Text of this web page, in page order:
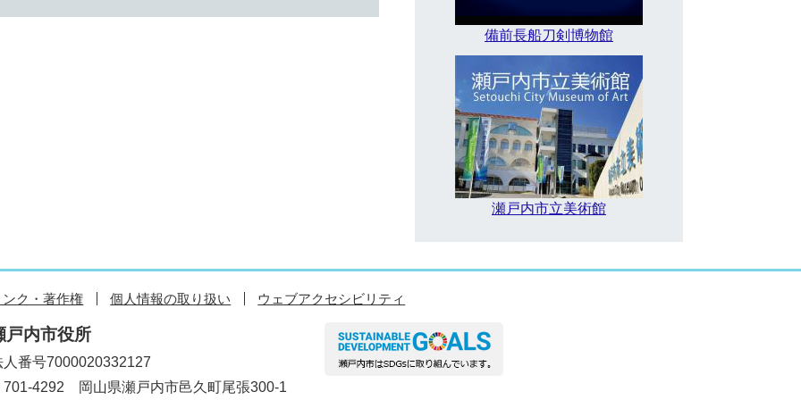
備前長船刀剣博物館
瀬戸内市立美術館
ンク・著作権 個人情報の取り扱い ウェブアクセシビリティ
戸内市役所
人番号7000020332127
701-4292 岡山県瀬戸内市邑久町尾張300-1